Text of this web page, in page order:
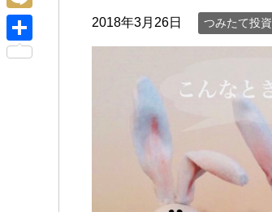
2018年3月26日 つみたて投資
e
n
e
s
M
i共